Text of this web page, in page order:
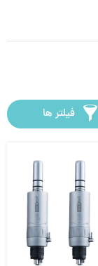
فیلتر ها